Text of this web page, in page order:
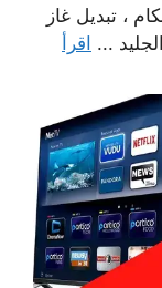
، تبديل غاز
... اقرأ